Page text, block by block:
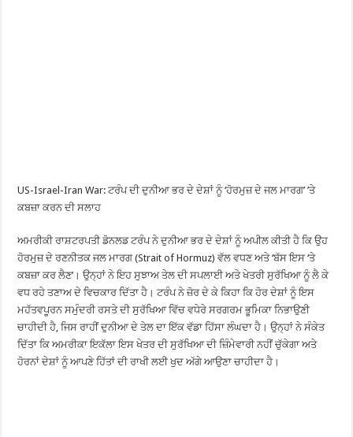
US-Israel-Iran War: ਟਰੰਪ ਦੀ ਦੁਨੀਆ ਭਰ ਦੇ ਦੇਸ਼ਾਂ ਨੂੰ ‘ਹੋਰਮੁਜ਼ ਦੇ ਜਲ ਮਾਰਗ’ ’ਤੇ
ਕਬਜ਼ਾ ਕਰਨ ਦੀ ਸਲਾਹ
ਅਮਰੀਕੀ ਰਾਸ਼ਟਰਪਤੀ ਡੋਨਲਡ ਟਰੰਪ ਨੇ ਦੁਨੀਆ ਭਰ ਦੇ ਦੇਸ਼ਾਂ ਨੂੰ ਅਪੀਲ ਕੀਤੀ ਹੈ ਕਿ ਉਹ
ਹੋਰਮੁਜ਼ ਦੇ ਰਣਨੀਤਕ ਜਲ ਮਾਰਗ (Strait of Hormuz) ਵੱਲ ਵਧਣ ਅਤੇ ‘ਬੱਸ ਇਸ ‘ਤੇ
ਕਬਜ਼ਾ ਕਰ ਲੈਣ’। ਉਨ੍ਹਾਂ ਨੇ ਇਹ ਸੁਝਾਅ ਤੇਲ ਦੀ ਸਪਲਾਈ ਅਤੇ ਖੇਤਰੀ ਸੁਰੱਖਿਆ ਨੂੰ ਲੈ ਕੇ
ਵਧ ਰਹੇ ਤਣਾਅ ਦੇ ਵਿਚਕਾਰ ਦਿੱਤਾ ਹੈ। ਟਰੰਪ ਨੇ ਜ਼ੋਰ ਦੇ ਕੇ ਕਿਹਾ ਕਿ ਹੋਰ ਦੇਸ਼ਾਂ ਨੂੰ ਇਸ
ਮਹੱਤਵਪੂਰਨ ਸਮੁੰਦਰੀ ਰਸਤੇ ਦੀ ਸੁਰੱਖਿਆ ਵਿੱਚ ਵਧੇਰੇ ਸਰਗਰਮ ਭੂਮਿਕਾ ਨਿਭਾਉਣੀ
ਚਾਹੀਦੀ ਹੈ, ਜਿਸ ਰਾਹੀਂ ਦੁਨੀਆ ਦੇ ਤੇਲ ਦਾ ਇੱਕ ਵੱਡਾ ਹਿੱਸਾ ਲੰਘਦਾ ਹੈ। ਉਨ੍ਹਾਂ ਨੇ ਸੰਕੇਤ
ਦਿੱਤਾ ਕਿ ਅਮਰੀਕਾ ਇਕੱਲਾ ਇਸ ਖੇਤਰ ਦੀ ਸੁਰੱਖਿਆ ਦੀ ਜ਼ਿੰਮੇਵਾਰੀ ਨਹੀਂ ਚੁੱਕੇਗਾ ਅਤੇ
ਹੋਰਨਾਂ ਦੇਸ਼ਾਂ ਨੂੰ ਆਪਣੇ ਹਿੱਤਾਂ ਦੀ ਰਾਖੀ ਲਈ ਖੁਦ ਅੱਗੇ ਆਉਣਾ ਚਾਹੀਦਾ ਹੈ।